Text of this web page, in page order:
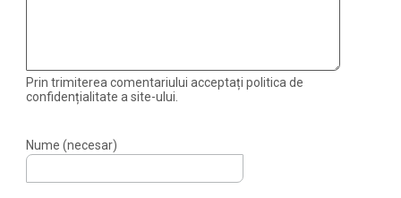
Prin trimiterea comentariului acceptați politica de
confidențialitate a site-ului.
Nume (necesar)